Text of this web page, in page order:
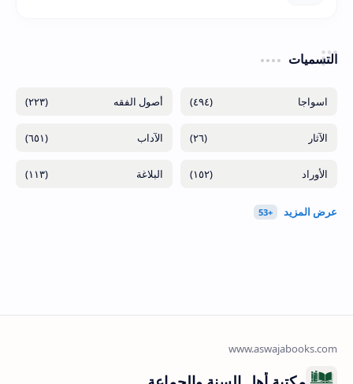
التسميات
(٤٩٤) (٢٢٣)
(٢٦) (٦٥١)
(١٥٢) (١١٣)